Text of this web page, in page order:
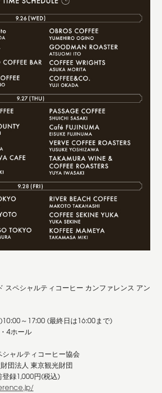
スペシャルティコーヒー カンファレンス アン
～17:00 (最終日は16:00まで)
4ホール
ャルティコーヒー協会
団法人 東京観光財団
録1,000円(税込)